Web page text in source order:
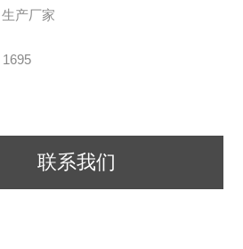
生产厂家
1695
联系我们